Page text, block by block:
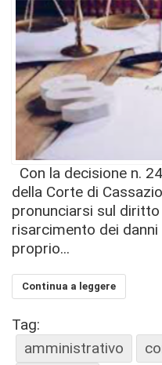
Con la decisione n.
della Corte di
pronunciarsi sul
risarcimento dei
proprio...
Continua a leggere
Tag:
amministrativo